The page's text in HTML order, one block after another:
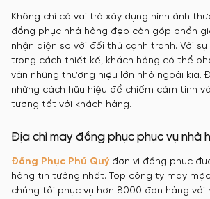
Không chỉ có vai trò xây dựng hình ảnh
đồng phục nhà hàng đẹp còn góp phần
nhận diện so với đối thủ cạnh tranh. Với
trong cách thiết kế, khách hàng có thể
vàn những thương hiệu lớn nhỏ ngoài kia.
những cách hữu hiệu để chiếm cảm tình
tượng tốt với khách hàng.
Địa chỉ may đồng phục phục vụ nhà
Đồng Phục Phú Quý đơn vị đồng phục
hàng tin tưởng nhất. Top công ty may mặc
chúng tôi phục vụ hơn 8000 đơn hàng với